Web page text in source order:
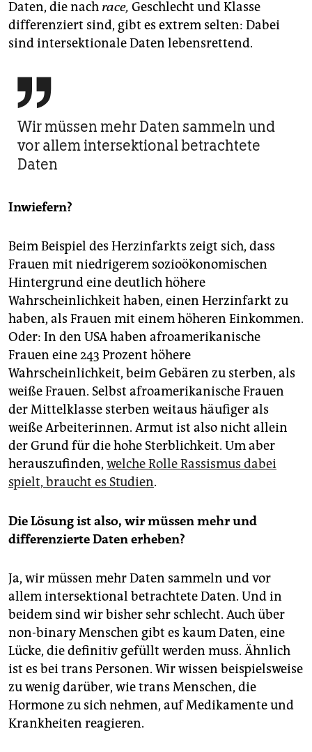
Daten, die nach race, Geschlecht und Klasse
differenziert sind, gibt es extrem selten: Dabei
sind intersektionale Daten lebensrettend.

Wir müssen mehr Daten sammeln und
vor allem intersektional betrachtete
Daten
Inwiefern?
Beim Beispiel des Herz­infarkts zeigt sich, dass
Frauen mit niedrigerem sozioökonomischen
Hintergrund eine deutlich höhere
Wahrscheinlichkeit haben, einen Herzinfarkt zu
haben, als Frauen mit einem höheren Einkommen.
Oder: In den USA haben afroamerikanische
Frauen eine 243 Prozent höhere
Wahrscheinlichkeit, beim Gebären zu sterben, als
weiße Frauen. Selbst afroamerikanische Frauen
der Mittelklasse sterben weitaus häufiger als
weiße Arbeiterinnen. Armut ist also nicht allein
der Grund für die hohe Sterblichkeit. Um aber
herauszufinden, welche Rolle Rassismus dabei
spielt, braucht es Studien.
Die Lösung ist also, wir müssen mehr und
differenzierte Daten erheben?
Ja, wir müssen mehr Daten sammeln und vor
allem intersektional betrachtete Daten. Und in
beidem sind wir bisher sehr schlecht. Auch über
non-­binary Menschen gibt es kaum Daten, eine
Lücke, die definitiv gefüllt werden muss. Ähnlich
ist es bei trans Personen. Wir wissen beispielsweise
zu wenig darüber, wie trans Menschen, die
Hormone zu sich nehmen, auf Medikamente und
Krankheiten reagieren.